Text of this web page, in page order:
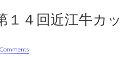
４回近江牛カッ